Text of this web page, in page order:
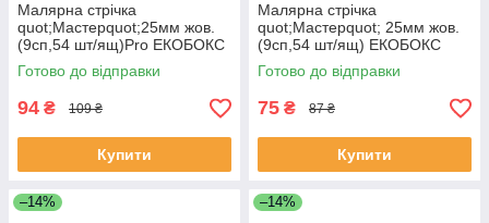
Малярна стрічка
quot;Мастерquot;25мм жов.
(9сп,54 шт/ящ)Pro ЕКОБОКС
Готово до відправки
94 ₴ 109 ₴
Купити
Малярна стрічка
quot;Мастерquot; 25мм жов.
(9сп,54 шт/ящ) ЕКОБОКС
Готово до відправки
75 ₴ 87 ₴
Купити
–14% –14%